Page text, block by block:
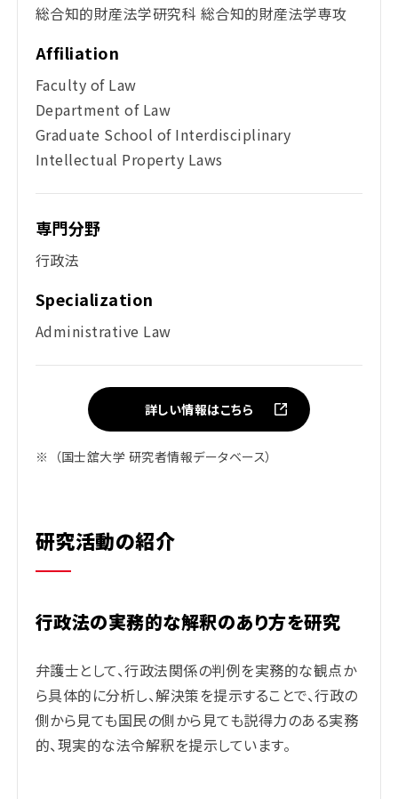
総合知的財産法学研究科 総合知的財産法学専攻
Affiliation
Faculty of Law
Department of Law
Graduate School of Interdisciplinary
Intellectual Property Laws
専門分野
行政法
Specialization
Administrative Law
詳しい情報はこちら
※ （国士舘大学 研究者情報データベース）
研究活動の紹介
行政法の実務的な解釈のあり方を研究
弁護士として、行政法関係の判例を実務的な観点か
ら具体的に分析し、解決策を提示することで、行政の
側から見ても国民の側から見ても説得力のある実務
的、現実的な法令解釈を提示しています。